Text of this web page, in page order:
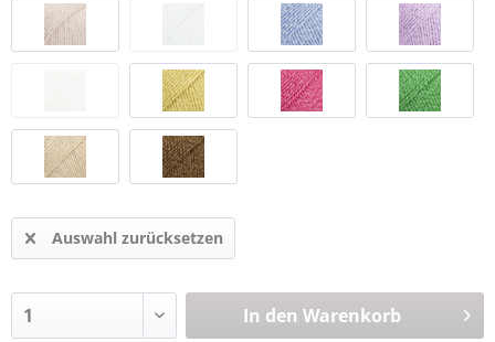
Auswahl zurücksetzen
In den Warenkorb